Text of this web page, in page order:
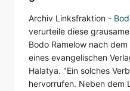
Archiv Linksfraktion -
verurteile diese
Bodo Ramelow nach
eines evangelischen
Halatya. "Ein solches
hervorrufen. Neben dem